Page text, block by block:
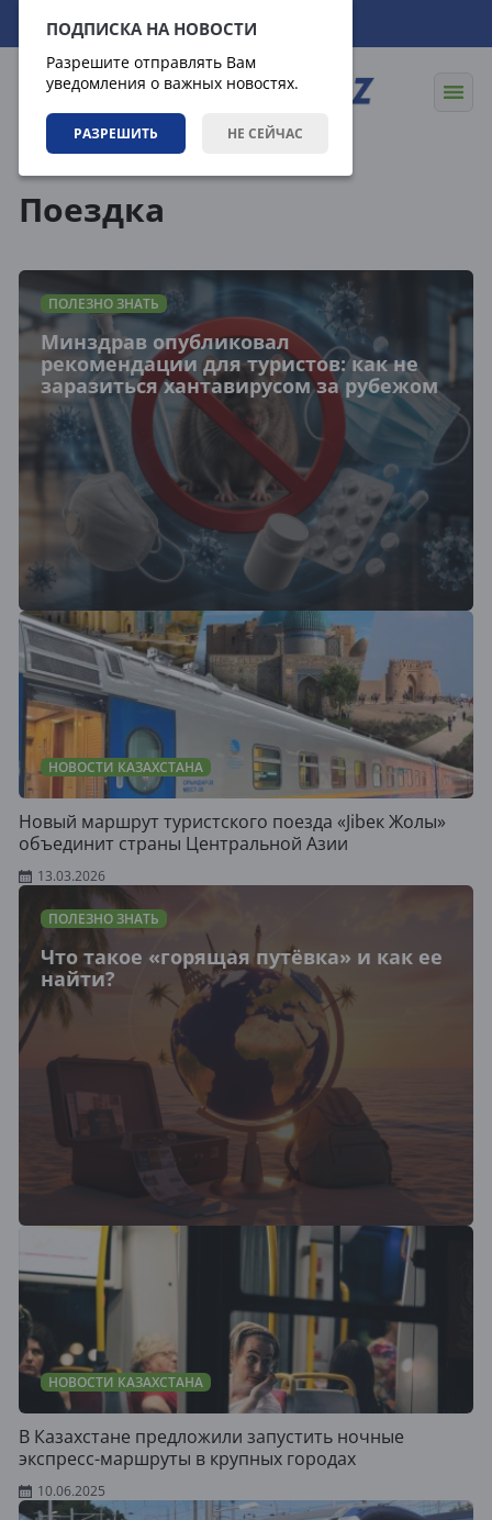
ПОДПИСКА НА НОВОСТИ
Разрешите отправлять Вам
уведомления о важных новостях.
РАЗРЕШИТЬ НЕ СЕЙЧАС
09.08.2026 07:26:05
Поездка
ПОЛЕЗНО ЗНАТЬ
Минздрав опубликовал
рекомендации для туристов: как не
заразиться хантавирусом за рубежом
НОВОСТИ КАЗАХСТАНА
Новый маршрут туристского поезда «Jibек Жолы»
объединит страны Центральной Азии
13.03.2026
ПОЛЕЗНО ЗНАТЬ
Что такое «горящая путёвка» и как ее
найти?
НОВОСТИ КАЗАХСТАНА
В Казахстане предложили запустить ночные
экспресс-маршруты в крупных городах
10.06.2025